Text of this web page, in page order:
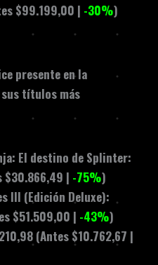
$99.199,00 | -30%)
presente en la
títulos más
El destino de Splinter:
$30.866,49 | -75%)
III (Edición Deluxe):
$51.509,00 | -43%)
(Antes $10.762,67 |